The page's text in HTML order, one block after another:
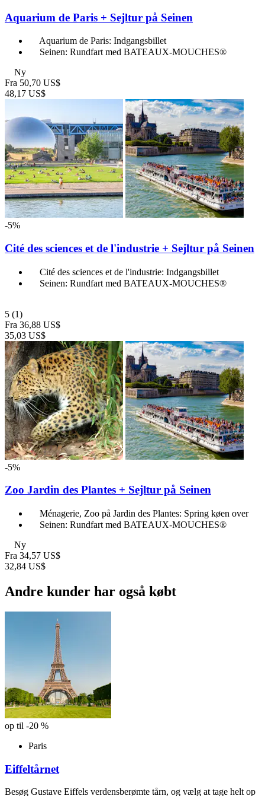
Aquarium de Paris + Sejltur på Seinen
Aquarium de Paris: Indgangsbillet
Seinen: Rundfart med BATEAUX-MOUCHES®
Ny
Fra 50,70 US$
48,17 US$
-5%
Cité des sciences et de l'industrie + Sejltur på Seinen
Cité des sciences et de l'industrie: Indgangsbillet
Seinen: Rundfart med BATEAUX-MOUCHES®
5 (1)
Fra 36,88 US$
35,03 US$
-5%
Zoo Jardin des Plantes + Sejltur på Seinen
Ménagerie, Zoo på Jardin des Plantes: Spring køen over
Seinen: Rundfart med BATEAUX-MOUCHES®
Ny
Fra 34,57 US$
32,84 US$
Andre kunder har også købt
op til -20 %
Paris
Eiffeltårnet
Besøg Gustave Eiffels verdensberømte tårn, og vælg at tage helt op